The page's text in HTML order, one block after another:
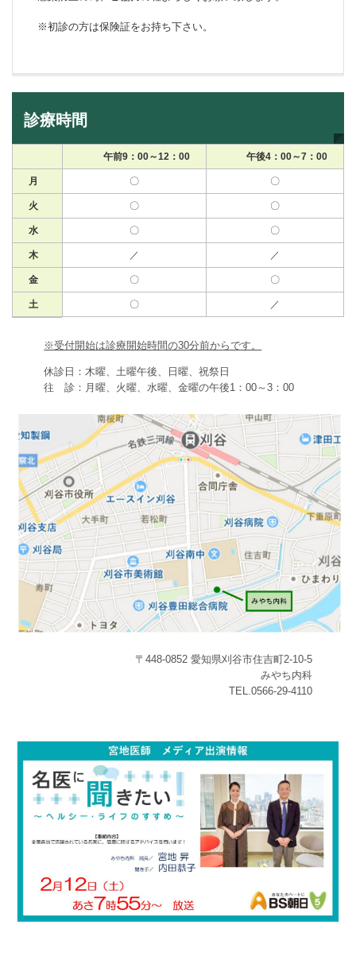
※初診の方は保険証をお持ち下さい。
診療時間
午前9：00～12：00 午後4：00～7：00
月 〇 〇
火 〇 〇
水 〇 〇
木 ／ ／
金 〇 〇
土 〇 ／
※受付開始は診療開始時間の30分前からです。
休診日：木曜、土曜午後、日曜、祝祭日
往 診：月曜、火曜、水曜、金曜の午後1：00～3：00
〒448-0852 愛知県刈谷市住吉町2-10-5
みやち内科
TEL.0566-29-4110